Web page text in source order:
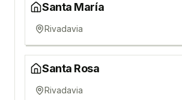
Santa María
Rivadavia
Santa Rosa
Rivadavia